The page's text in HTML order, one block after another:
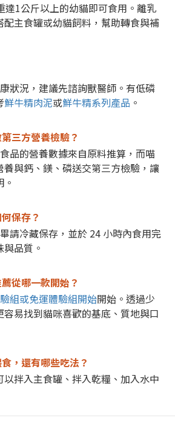
達1公斤以上的幼貓即可食用。 離乳
主食罐或幼貓飼料，幫助轉食與補
狀況，建議先諮詢獸醫師。 有低磷
鮮牛精肉泥或鮮牛精系列產品 。
三方營養檢驗？
品的營養數據來自原料推算，而喵
養與鈣、鎂、磷送交第三方檢驗，讓
保存？
請冷藏保存，並於 24 小時內食用完
品質。
從哪一款開始？
組或免運體驗組開始開始。 透過少
易找到貓咪喜歡的基底、質地與口
，還有哪些吃法？
拌入主食罐、拌入乾糧、加入水中